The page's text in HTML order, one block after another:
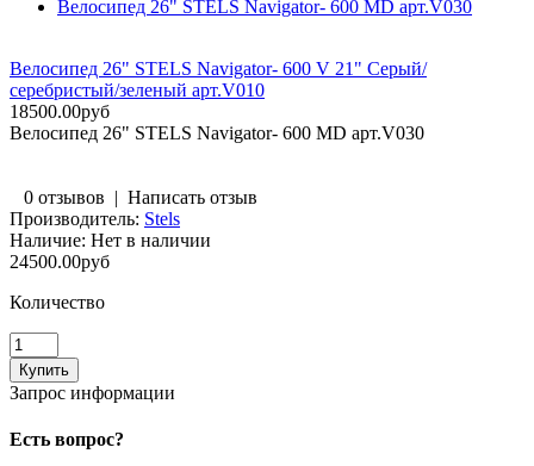
Велосипед 26" STELS Navigator- 600 MD арт.V030
Велосипед 26" STELS Navigator- 600 V 21" Серый/
серебристый/зеленый арт.V010
18500.00руб
Велосипед 26" STELS Navigator- 600 MD арт.V030
0 отзывов | Написать отзыв
Производитель: Stels
Наличие: Нет в наличии
24500.00руб
Количество
Запрос информации
Есть вопрос?